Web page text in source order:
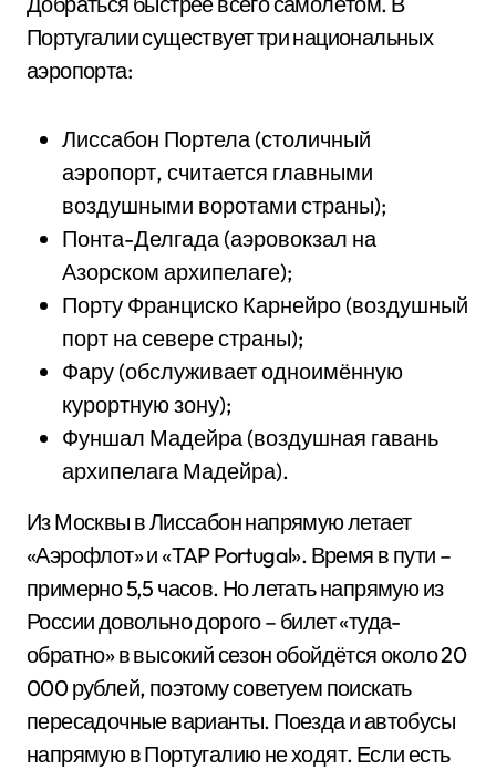
Португалии существует три национальных
аэропорта:
Лиссабон Портела (столичный
аэропорт, считается главными
воздушными воротами страны);
Понта-Делгада (аэровокзал на
Азорском архипелаге);
Порту Франциско Карнейро (воздушный
порт на севере страны);
Фару (обслуживает одноимённую
курортную зону);
Фуншал Мадейра (воздушная гавань
архипелага Мадейра).
Из Москвы в Лиссабон напрямую летает
«Аэрофлот» и «TAP Portugal». Время в пути –
примерно 5,5 часов. Но летать напрямую из
России довольно дорого – билет «туда-
обратно» в высокий сезон обойдётся около 20
000 рублей, поэтому советуем поискать
пересадочные варианты. Поезда и автобусы
напрямую в Португалию не ходят. Если есть